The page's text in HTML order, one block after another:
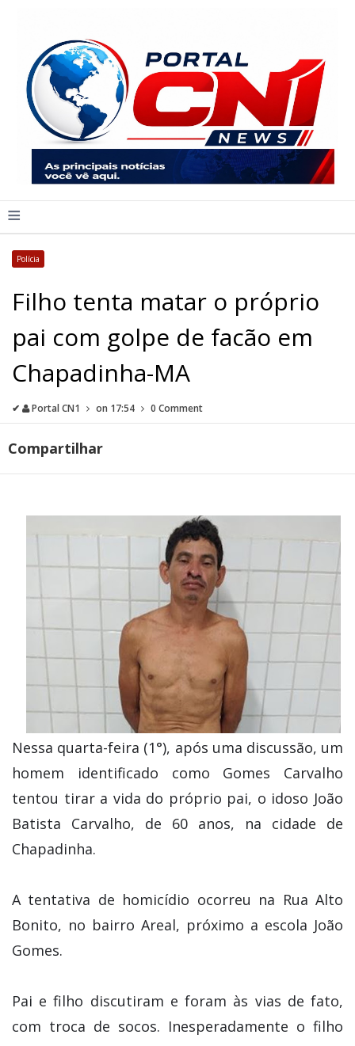
≡
Polícia
Filho tenta matar o próprio
pai com golpe de facão em
Chapadinha-MA
✔ Portal CN1 on 17:54 0 Comment
Compartilhar
Nessa quarta-feira (1°), após uma discussão, um
homem identificado como Gomes Carvalho
tentou tirar a vida do próprio pai, o idoso João
Batista Carvalho, de 60 anos, na cidade de
Chapadinha.
A tentativa de homicídio ocorreu na Rua Alto
Bonito, no bairro Areal, próximo a escola João
Gomes.
Pai e filho discutiram e foram às vias de fato,
com troca de socos. Inesperadamente o filho